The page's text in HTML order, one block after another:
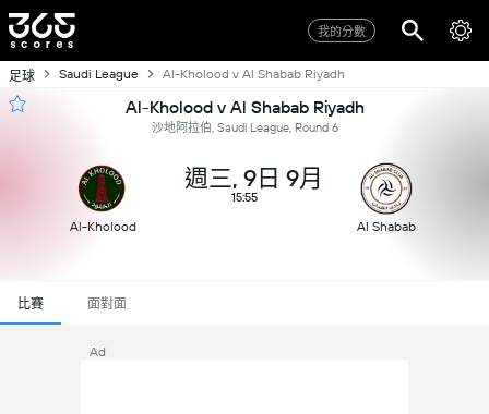
我的分數
足球 Saudi League Al-Kholood v Al Shabab Riyadh
Al-Kholood v Al Shabab Riyadh
沙地阿拉伯, Saudi League, Round 6
Al-Kholood
週三, 9日 9月
15:55
Al Shabab
比賽 面對面
Ad